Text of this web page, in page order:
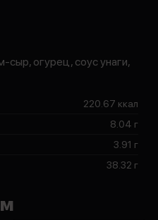
сыр, огурец, соус унаги,
220.67 ккал
8.04 г
3.91 г
38.32 г